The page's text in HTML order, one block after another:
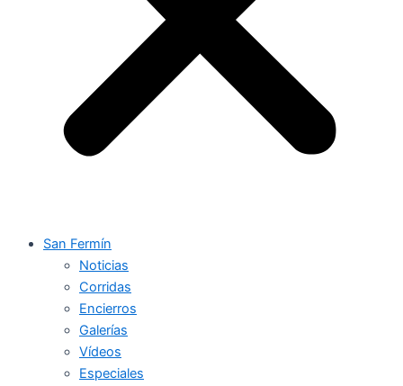
San Fermín
Noticias
Corridas
Encierros
Galerías
Vídeos
Especiales